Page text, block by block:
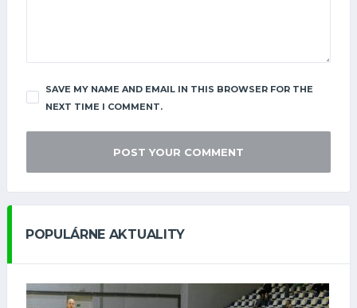
SAVE MY NAME AND EMAIL IN THIS BROWSER FOR THE
NEXT TIME I COMMENT.
POPULÁRNE AKTUALITY